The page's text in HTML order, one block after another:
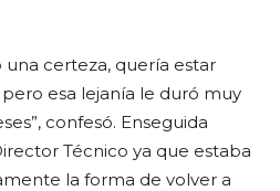
una certeza, quería estar
esa lejanía le duró muy
confesó. Enseguida
Técnico ya que estaba
la forma de volver a